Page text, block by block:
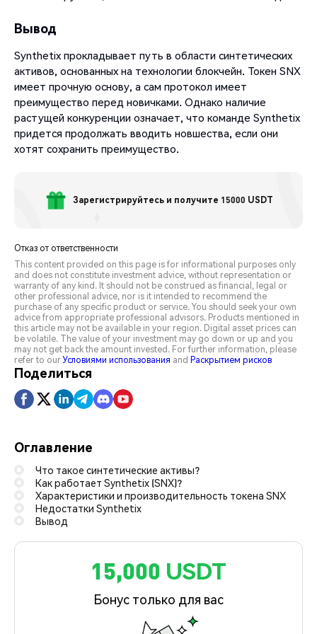
Вывод
Synthetix прокладывает путь в области синтетических
активов, основанных на технологии блокчейн. Токен SNX
имеет прочную основу, а сам протокол имеет
преимущество перед новичками. Однако наличие
растущей конкуренции означает, что команде Synthetix
придется продолжать вводить новшества, если они
хотят сохранить преимущество.
Зарегистрируйтесь и получите 15000 USDT
Отказ от ответственности
This content provided on this page is for informational purposes only
and does not constitute investment advice, without representation or
warranty of any kind. It should not be construed as financial, legal or
other professional advice, nor is it intended to recommend the
purchase of any specific product or service. You should seek your own
advice from appropriate professional advisors. Products mentioned in
this article may not be available in your region. Digital asset prices can
be volatile. The value of your investment may go down or up and you
may not get back the amount invested. For further information, please
refer to ourУсловиями использования and Раскрытием рисков
Поделиться
Оглавление
Что такое синтетические активы?
Как работает Synthetix (SNX)?
Характеристики и производительность токена SNX
Недостатки Synthetix
Вывод
15,000 USDT
Бонус только для вас